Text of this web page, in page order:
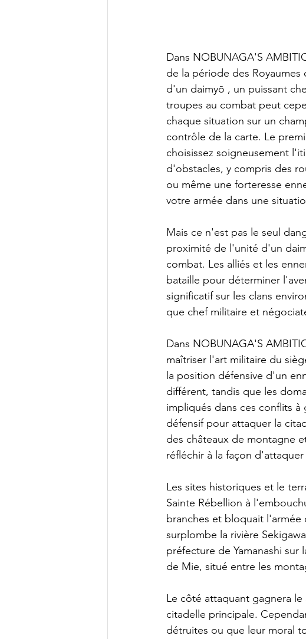
Dans NOBUNAGA'S
de la période des Royaumes
d'un daimyō , un puissant
troupes au combat peut
chaque situation sur un
contrôle de la carte. Le
choisissez soigneusement
d'obstacles, y compris des
ou même une forteresse
votre armée dans une
Mais ce n'est pas le seul
proximité de l'unité d'un
combat. Les alliés et les
bataille pour déterminer
significatif sur les clans
que chef militaire et
Dans NOBUNAGA'S
maîtriser l'art militaire du
la position défensive d'un
différent, tandis que les
impliqués dans ces conflits
défensif pour attaquer la
des châteaux de montagne
réfléchir à la façon
Les sites historiques et le
Sainte Rébellion à
branches et bloquait l'armée
surplombe la rivière
préfecture de Yamanashi
de Mie, situé entre les
Le côté attaquant gagnera
citadelle principale.
détruites ou que leur moral